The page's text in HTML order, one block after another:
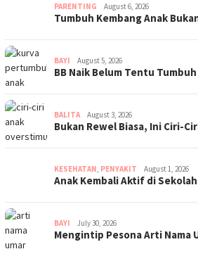
PARENTING August 6, 2026
Tumbuh Kembang Anak
BAYI August 5, 2026
BB Naik Belum Tentu
BALITA August 3, 2026
Bukan Rewel Biasa, Ini Ciri-
KESEHATAN, PENYAKIT August 1, 2026
Anak Kembali Aktif di
BAYI July 30, 2026
Mengintip Pesona Arti Nama